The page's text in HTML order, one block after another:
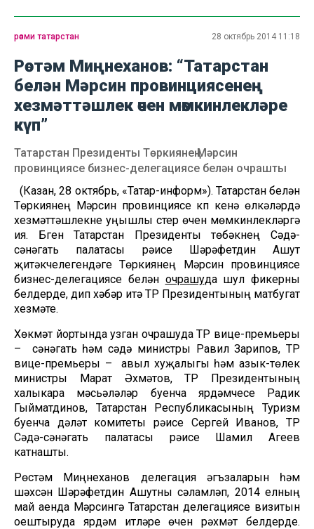
рәсми татарстан 28 октябрь 2014 11:18
Рөстәм Миңнеханов: “Татарстан
белән Мәрсин провинциясенең
хезмәттәшлек өчен мөмкинлекләре
күп”
Татарстан Президенты Төркиянең Мәрсин
провинциясе бизнес-делегациясе белән очрашты
(Казан, 28 октябрь, «Татар-информ»). Татарстан белән
Төркиянең Мәрсин провинциясе күп кенә өлкәләрдә
хезмәттәшлекне уңышлы үстерү өчен мөмкинлекләргә
ия. Бүген Татарстан Президенты төбәкнең Сәүдә-
сәнәгать палатасы рәисе Шәрәфетдин Ашут
җитәкчелегендәге Төркиянең Мәрсин провинциясе
бизнес-делегациясе белән очрашуда шул фикерны
белдерде, дип хәбәр итә ТР Президентының матбугат
хезмәте.
Хөкүмәт йортында узган очрашуда ТР вице-премьеры
– сәнәгать һәм сәүдә министры Равил Зарипов, ТР
вице-премьеры – авыл хуҗалыгы һәм азык-төлек
министры Марат Әхмәтов, ТР Президентының
халыкара мәсьәләләр буенча ярдәмчесе Радик
Гыйматдинов, Татарстан Республикасының Туризм
буенча дәүләт комитеты рәисе Сергей Иванов, ТР
Сәүдә-сәнәгать палатасы рәисе Шамил Агеев
катнашты.
Рөстәм Миңнеханов делегация әгъзаларын һәм
шәхсән Шәрәфетдин Ашутны сәламләп, 2014 елның
май аенда Мәрсингә Татарстан делегациясе визитын
оештыруда ярдәм итүләре өчен рәхмәт белдерде.